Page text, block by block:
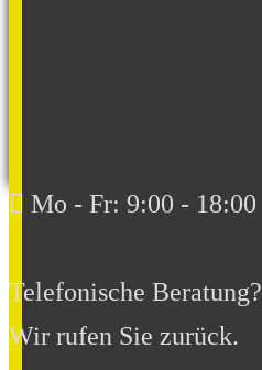
Mo - Fr: 9:00 - 18:00
Telefonische Beratung?
Wir rufen Sie zurück.